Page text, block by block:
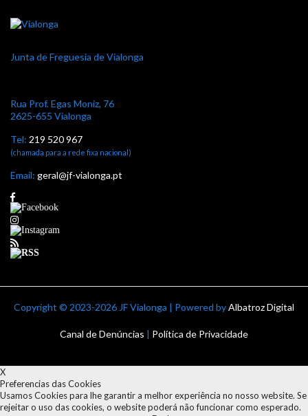
Junta de Freguesia de Vialonga
Rua Prof. Egas Moniz, 76
2625-655 Vialonga
Tel: 219 520 967
(chamada para a rede fixa nacional)
Email: geral@jf-vialonga.pt
Copyright © 2023-2026 JF Vialonga | Powered byAlbatroz Digital
Canal de Denúncias | Política de Privacidade
X
Preferencias das Cookies
Usamos Cookies para lhe garantir a melhor experiência no nosso website. Se
rejeitar o uso das cookies, o website poderá não funcionar como esperado.